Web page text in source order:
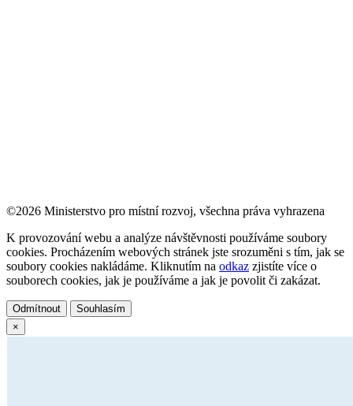
©2026 Ministerstvo pro místní rozvoj, všechna práva vyhrazena
K provozování webu a analýze návštěvnosti používáme soubory
cookies. Procházením webových stránek jste srozuměni s tím, jak se
soubory cookies nakládáme. Kliknutím na odkaz zjistíte více o
souborech cookies, jak je používáme a jak je povolit či zakázat.
Odmítnout
Souhlasím
×